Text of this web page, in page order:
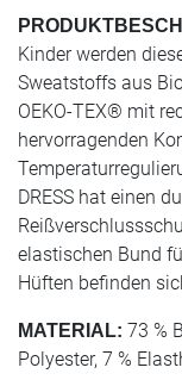
Kinder werden
Sweatstoffs aus
OEKO-TEX® mit
hervorragenden
DRESS hat einen
elastischen Bund
Hüften befinden
MATERIAL: 73 %
Polyester, 7 %